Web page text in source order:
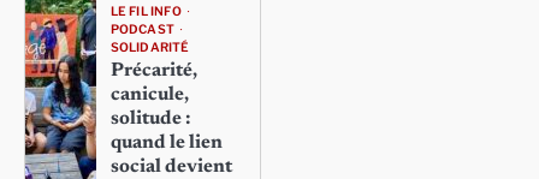
LE FIL INFO
PODCAST
SOLIDARITÉ
Précarité,
canicule,
solitude :
quand le lien
social devient